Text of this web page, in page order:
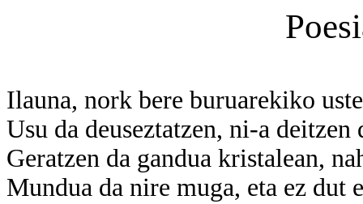
Ilauna, nork bere buruarekiko
Usu da deuseztatzen, ni-a deitzen
Geratzen da gandua kristalean,
Mundua da nire muga, eta ez dut